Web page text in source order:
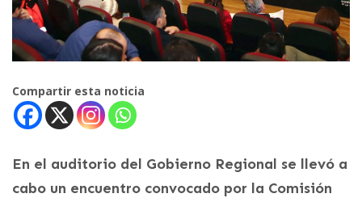
Compartir esta noticia
En el auditorio del Gobierno Regional se llevó a
cabo un encuentro convocado por la Comisión